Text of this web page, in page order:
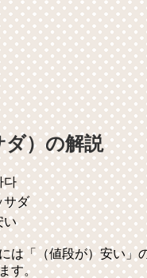
ダ）の解説
다
サダ
い
は「（値段が）安い」
す。